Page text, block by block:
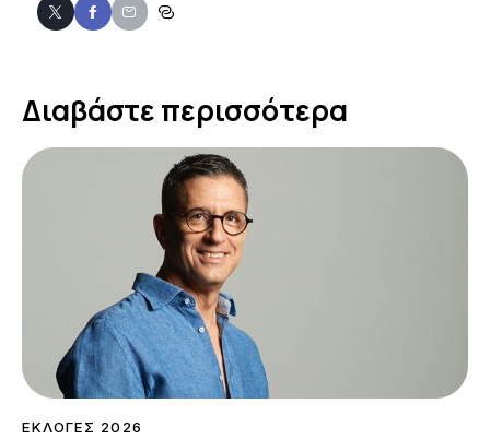
Διαβάστε περισσότερα
ΕΚΛΟΓΕΣ 2026